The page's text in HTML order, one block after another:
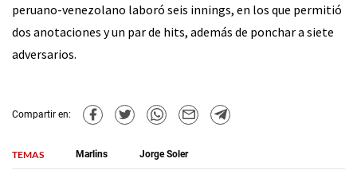
peruano-venezolano laboró seis innings, en los que permitió
dos anotaciones y un par de hits, además de ponchar a siete
adversarios.
Compartir en:
TEMAS Marlins Jorge Soler